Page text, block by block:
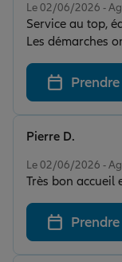
Le 02/06/2026 -
Service au top,
Les démarches
conseils clairs
recommande
Le 02/06/2026 -
Très bon accueil
Pierre D.